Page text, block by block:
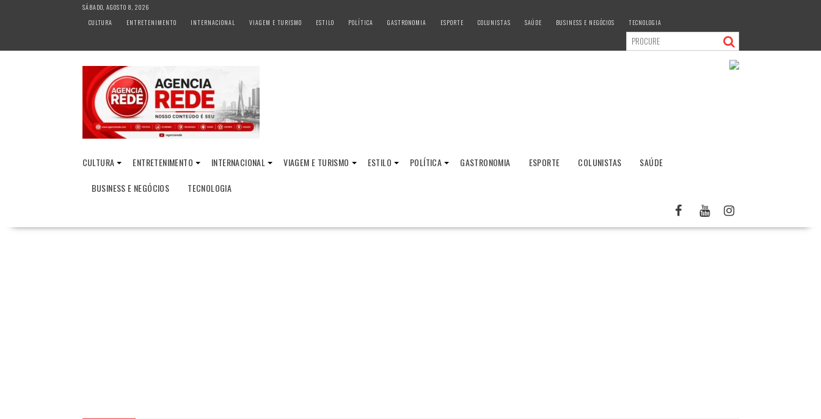
SÁBADO, AGOSTO 8, 2026
CULTURA
ENTRETENIMENTO INTERNACIONAL VIAGEM E TURISMO ESTILO POLÍTICA GASTRONOMIA ESPORTE COLUNISTAS SAÚDE BUSINESS E NEGÓCIOS TECNOLOGIA
CULTURA ENTRETENIMENTO INTERNACIONAL VIAGEM E TURISMO ESTILO POLÍTICA GASTRONOMIA ESPORTE COLUNISTAS
SAÚDE
BUSINESS E NEGÓCIOS
TECNOLOGIA